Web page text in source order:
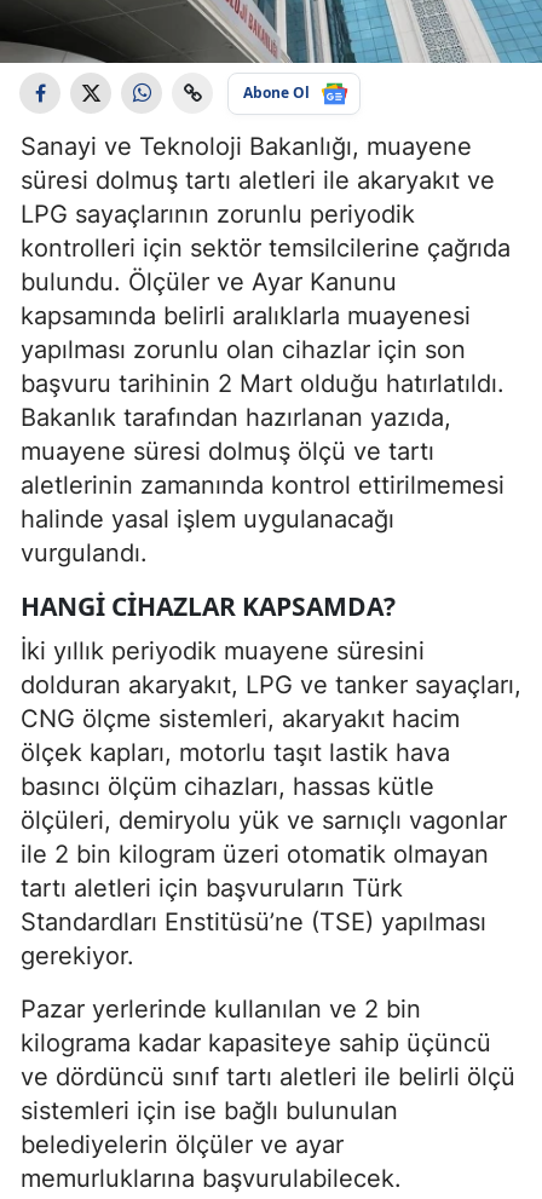
Abone Ol
Sanayi ve Teknoloji Bakanlığı, muayene
süresi dolmuş tartı aletleri ile akaryakıt ve
LPG sayaçlarının zorunlu periyodik
kontrolleri için sektör temsilcilerine çağrıda
bulundu. Ölçüler ve Ayar Kanunu
kapsamında belirli aralıklarla muayenesi
yapılması zorunlu olan cihazlar için son
başvuru tarihinin 2 Mart olduğu hatırlatıldı.
Bakanlık tarafından hazırlanan yazıda,
muayene süresi dolmuş ölçü ve tartı
aletlerinin zamanında kontrol ettirilmemesi
halinde yasal işlem uygulanacağı
vurgulandı.
HANGI CIHAZLAR KAPSAMDA?
İki yıllık periyodik muayene süresini
dolduran akaryakıt, LPG ve tanker sayaçları,
CNG ölçme sistemleri, akaryakıt hacim
ölçek kapları, motorlu taşıt lastik hava
basıncı ölçüm cihazları, hassas kütle
ölçüleri, demiryolu yük ve sarnıçlı vagonlar
ile 2 bin kilogram üzeri otomatik olmayan
tartı aletleri için başvuruların Türk
Standardları Enstitüsü’ne (TSE) yapılması
gerekiyor.
Pazar yerlerinde kullanılan ve 2 bin
kilograma kadar kapasiteye sahip üçüncü
ve dördüncü sınıf tartı aletleri ile belirli ölçü
sistemleri için ise bağlı bulunulan
belediyelerin ölçüler ve ayar
memurluklarına başvurulabilecek.